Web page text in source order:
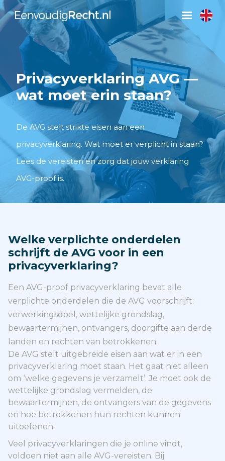
Privacyverklaring AVG —
wat moet erin staan?
De AVG stelt strikte eisen aan een
privacyverklaring. Wat moet er verplicht in staan?
Lees de vereisten en zorg dat jouw verklaring
AVG-proof is.
Welke verplichte onderdelen
schrijft de AVG voor in een
privacyverklaring?
Een AVG-proof privacyverklaring bevat alle
verplichte onderdelen die de AVG voorschrijft:
verwerkingsdoel, wettelijke grondslag,
bewaartermijnen, ontvangers, doorgifte aan derde
landen en rechten van betrokkenen.
De AVG stelt uitgebreide eisen aan wat er in een
privacyverklaring moet staan. Het gaat niet alleen
om ‘welke gegevens je verzamelt’. Je moet ook de
wettelijke grondslag vermelden, de
bewaartermijnen, de ontvangers van de gegevens
en hoe betrokkenen hun rechten kunnen
uitoefenen.
Veel privacyverklaringen die je online vindt,
voldoen niet aan alle AVG-vereisten. Bij